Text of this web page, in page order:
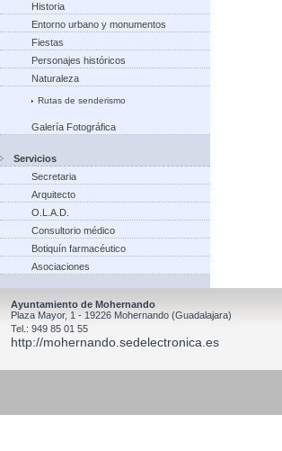
Historia
Entorno urbano y monumentos
Fiestas
Personajes históricos
Naturaleza
Rutas de senderismo
Galería Fotográfica
Servicios
Secretaria
Arquitecto
O.L.A.D.
Consultorio médico
Botiquín farmacéutico
Asociaciones
Ayuntamiento de Mohernando
Plaza Mayor, 1 - 19226 Mohernando (Guadalajara)
Tel.: 949 85 01 55
http://mohernando.sedelectronica.es